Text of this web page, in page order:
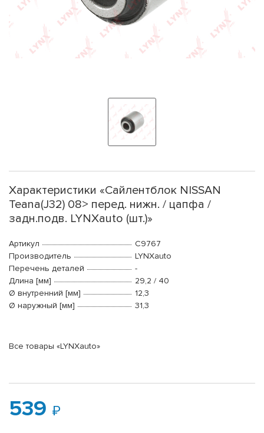
Характеристики «Сайлентблок NISSAN
Teana(J32) 08> перед. нижн. / цапфа /
задн.подв. LYNXauto (шт.)»
Артикул
C9767
Производитель
LYNXauto
Перечень деталей
-
Длина [мм]
29,2 / 40
Ø внутренний [мм]
12,3
Ø наружный [мм]
31,3
Все товары «LYNXauto»
539